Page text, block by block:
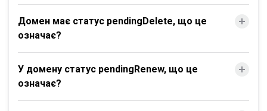
Домен має статус pendingDelete, що це
означає?
У домену статус pendingRenew, що це
означає?